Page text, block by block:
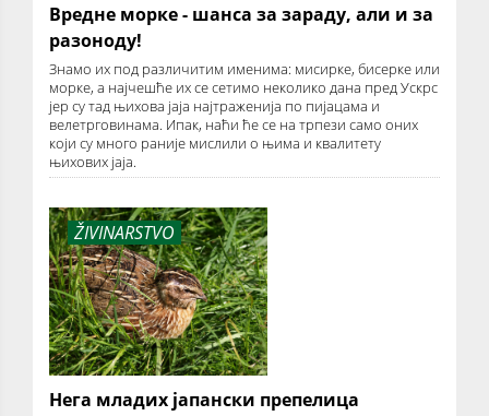
Вредне морке - шанса за зараду, али и за
разоноду!
Знамо их под различитим именима: мисирке, бисерке или
морке, а најчешће их се сетимо неколико дана пред Ускрс
јер су тад њихова јаја најтраженија по пијацама и
велетрговинама. Ипак, наћи ће се на трпези само оних
који су много раније мислили о њима и квалитету
њихових јаја.
ŽIVINARSTVO
Нега младих јапански препелица